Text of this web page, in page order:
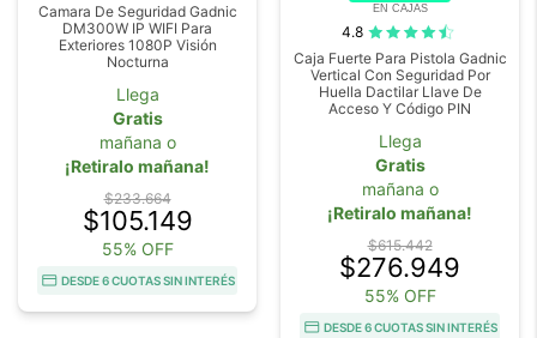
Camara De Seguridad Gadnic
DM300W IP WIFI Para
Exteriores 1080P Visión
Nocturna
Llega
Gratis
mañana o
¡Retiralo mañana!
$233.664
$105.149
55% OFF
DESDE 6 CUOTAS SIN INTERÉS
EN CAJAS
4.8
Caja Fuerte Para Pistola Gadnic
Vertical Con Seguridad Por
Huella Dactilar Llave De
Acceso Y Código PIN
Llega
Gratis
mañana o
¡Retiralo mañana!
$615.442
$276.949
55% OFF
DESDE 6 CUOTAS SIN INTERÉS